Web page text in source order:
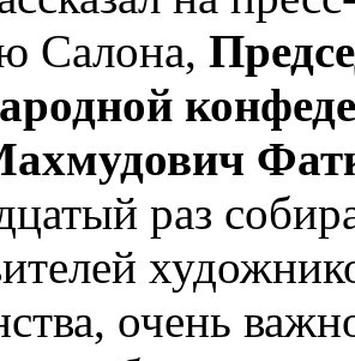
Салона,
раз
очень